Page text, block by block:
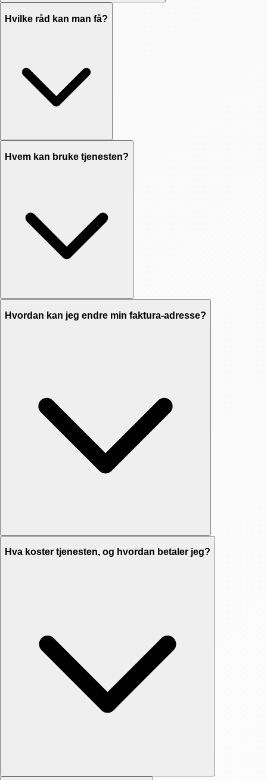
Hvilke råd kan man få?
Hvem kan bruke tjenesten?
Hvordan kan jeg endre min faktura-adresse?
Hva koster tjenesten, og hvordan betaler jeg?